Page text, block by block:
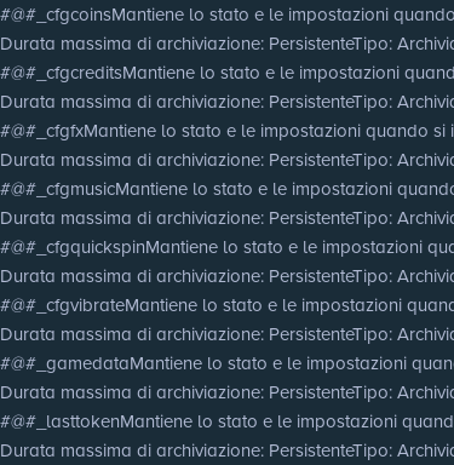
#@#_cfgcoinsMantiene lo stato e le impostazioni
Durata massima di archiviazione: PersistenteTipo:
#@#_cfgcreditsMantiene lo stato e le impostazioni
Durata massima di archiviazione: PersistenteTipo:
#@#_cfgfxMantiene lo stato e le impostazioni quando
Durata massima di archiviazione: PersistenteTipo:
#@#_cfgmusicMantiene lo stato e le impostazioni
Durata massima di archiviazione: PersistenteTipo:
#@#_cfgquickspinMantiene lo stato e le impostazioni
Durata massima di archiviazione: PersistenteTipo:
#@#_cfgvibrateMantiene lo stato e le impostazioni
Durata massima di archiviazione: PersistenteTipo:
#@#_gamedataMantiene lo stato e le impostazioni
Durata massima di archiviazione: PersistenteTipo:
#@#_lasttokenMantiene lo stato e le impostazioni
Durata massima di archiviazione: PersistenteTipo: